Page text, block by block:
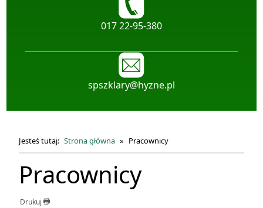
telefon:
017 22-95-380
spszklary@hyzne.pl
Jesteś tutaj: Strona główna Pracownicy
Pracownicy
Drukuj